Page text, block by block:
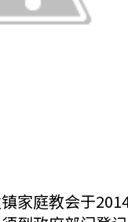
家庭教会于